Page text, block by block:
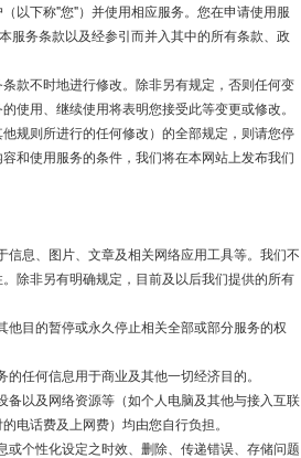
以下称"您"）并使用相应服务。您在申请使用服
服务条款以及经参引而并入其中的所有条款、政
不时地进行修改。除非另有规定，否则任何变
使用、继续使用将表明您接受此等变更或修改。
规则所进行的任何修改）的全部规定，则请您停
和使用服务的条件，我们将在本网站上发布我们
息、图片、文章及相关网络应用工具等。我们不
除非另有明确规定，目前及以后我们提供的所有
目的暂停或永久停止相关全部或部分服务的权
任何信息用于商业及其他一切经济目的。
以及网络资源等（如个人电脑及其他与接入互联
电话费及上网费）均由您自行负担。
个性化设定之时效、删除、传递错误、存储问题